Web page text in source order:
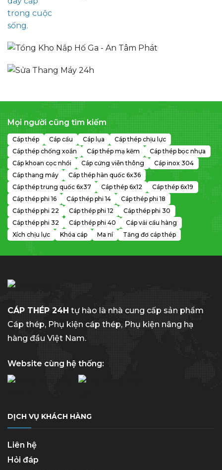
Mọi người cũng tìm kiếm
Cáp thép Cáp cẩu Cáp lụa
Cáp thép chịu lực
Cáp thép chống xoắn
Cáp thép mạ kẽm
Cáp thép bọc nhựa
Cáp khoan cọc nhồi
Cáp cứng viễn thông
Cáp inox 304
Cáp thang máy
Cáp thép hàn quốc 6x36
Cáp thép trung quốc 6x37
Cáp thép 6x12
Cáp thép 6x19
Cáp thép phi 16
Cáp thép phi 14
Cáp thép phi 18
Cáp thép phi 22
Cáp thép phi 12
Cáp thép phi 30
Cáp thép phi 32
Cáp thép phi 40
Cáp vải cẩu hàng
Xích chịu lực
Khóa cáp Ma ní Tăng đơ cáp thép
CÁP THÉP 24H tự hào là nhà cung cấp sản phẩm
Cáp thép, Phụ kiện cáp thép, Phụ kiện nâng hạ
hàng đầu Việt Nam.
Website cùng hệ thống:
DỊCH VỤ KHÁCH HÀNG
Liên hệ
Hỏi đáp